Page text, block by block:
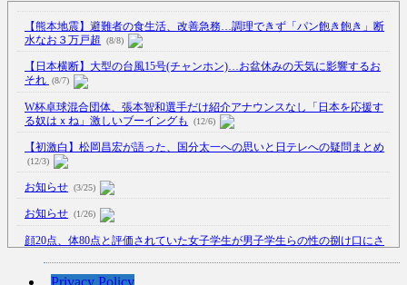
【熊本地震】避難者の食生活、改善急務…調理できず「パン飽き飽き」断
水なお３万戸超
(8/8)
【日本横断】大型の台風15号(チャンホン)…お盆休みの天気に影響するお
それ (8/7)
W杯卓球混合団体、張本智和選手だけ紹介アナウンスなし「日本を応援す
る奴はｘね」激しいブーイングも
(12/6)
【初激白】松岡昌宏が語った、国分太一への思いと日テレへの疑問まとめ
(12/3)
お知らせ (3/25)
お知らせ (1/26)
顔20点、体80点と評価されていた女子学生が男子学生らの性の捌け口にさ
【中国】処理水の問題化狙うも不発？ASEAN関連会合で賛同広がらず
Privacy Policy